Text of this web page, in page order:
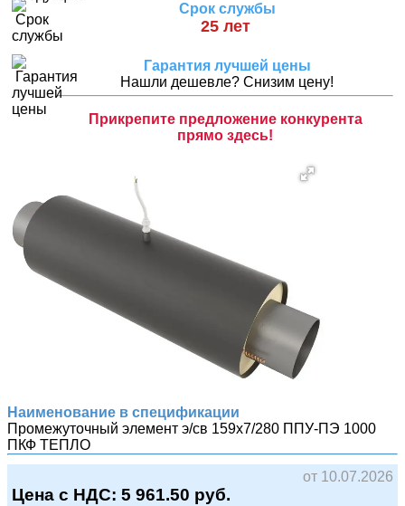
Срок службы
25 лет
Гарантия лучшей цены
Нашли дешевле? Снизим цену!
Прикрепите предложение конкурента
прямо здесь!
Наименование в спецификации
Промежуточный элемент э/св 159х7/280 ППУ-ПЭ 1000
ПКФ ТЕПЛО
от 10.07.2026
Цена с НДС: 5 961.50 руб.